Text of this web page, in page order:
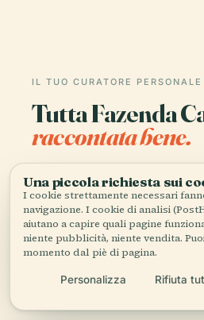
IL TUO CURATORE PERSONALE
Tutta Fazenda
raccontata bene.
Storia, racconti e
disponibili offline.
Scarica l'app
Una piccola richiesta sui
I cookie strettamente necessari
navigazione. I cookie di analisi
aiutano a capire quali pagine
niente pubblicità, niente vendita.
momento dal piè di pagina.
Personalizza Rifiuta